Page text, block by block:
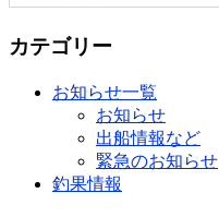
カテゴリー
お知らせ一覧
お知らせ
出船情報など
緊急のお知らせ
釣果情報